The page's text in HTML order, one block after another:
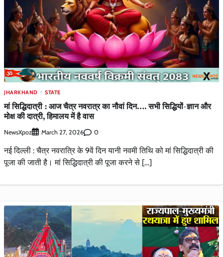
JHARKHAND STATE
मां सिद्धिदात्री : आज चैत्र नवरात्र का नौवां दिन…. सभी सिद्धियों-ज्ञान और
मोक्ष की दात्री, हिमालय में है वास
NewsXpoz March 27, 2026 0
नई दिल्ली : चैत्र नवरात्रि के 9वें दिन यानी नवमी तिथि को मां सिद्धिदात्री की
पूजा की जाती है। मां सिद्धिदात्री की पूजा करने से […]